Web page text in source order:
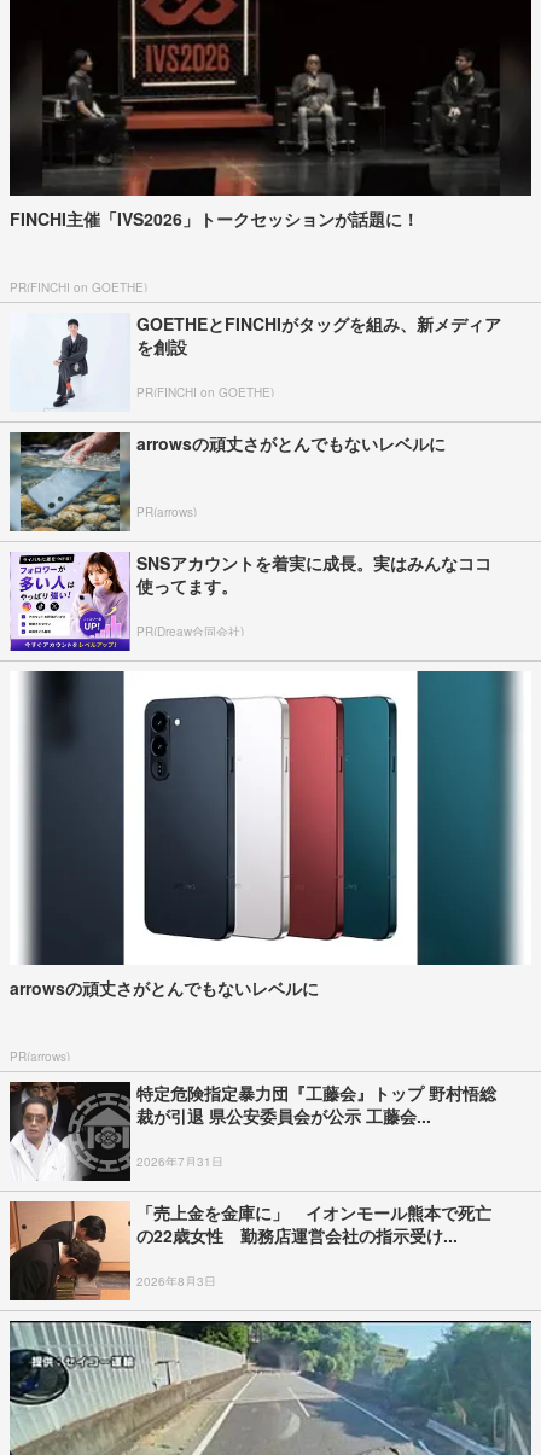
FINCHI主催「IVS2026」トークセッションが話題に！
PR(FINCHI on GOETHE)
GOETHEとFINCHIがタッグを組み、新メディア
を創設
PR(FINCHI on GOETHE)
arrowsの頑丈さがとんでもないレベルに
PR(arrows)
SNSアカウントを着実に成長。実はみんなココ
使ってます。
PR(Dreaw合同会社)
arrowsの頑丈さがとんでもないレベルに
PR(arrows)
特定危険指定暴力団『工藤会』トップ 野村悟総
裁が引退 県公安委員会が公示 工藤会...
2026年7月31日
「売上金を金庫に」 イオンモール熊本で死亡
の22歳女性 勤務店運営会社の指示受け...
2026年8月3日